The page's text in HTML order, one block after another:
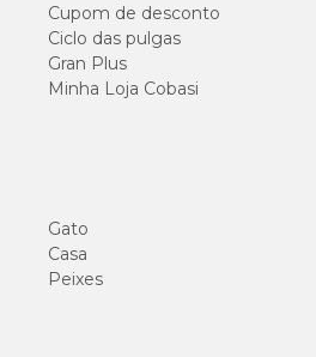
Cupom de desconto
Ciclo das pulgas
Gran Plus
Minha Loja Cobasi
Gato
Casa
Peixes